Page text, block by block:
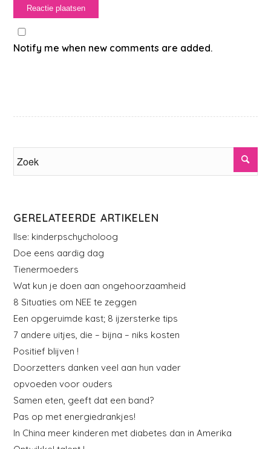
Notify me when new comments are added.
GERELATEERDE ARTIKELEN
Ilse: kinderpschycholoog
Doe eens aardig dag
Tienermoeders
Wat kun je doen aan ongehoorzaamheid
8 Situaties om NEE te zeggen
Een opgeruimde kast; 8 ijzersterke tips
7 andere uitjes, die – bijna – niks kosten
Positief blijven !
Doorzetters danken veel aan hun vader
opvoeden voor ouders
Samen eten, geeft dat een band?
Pas op met energiedrankjes!
In China meer kinderen met diabetes dan in Amerika